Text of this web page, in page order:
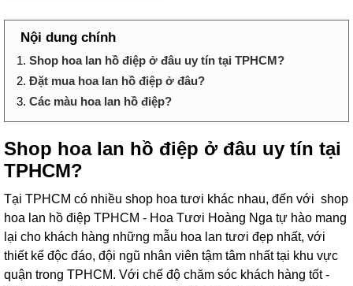
Nội dung chính
1. Shop hoa lan hồ điệp ở đâu uy tín tại TPHCM?
2. Đặt mua hoa lan hồ điệp ở đâu?
3. Các màu hoa lan hồ điệp?
Shop hoa lan hồ điệp ở đâu uy tín tại
TPHCM?
Tại TPHCM có nhiều shop hoa tươi khác nhau, đến với shop
hoa lan hồ điệp TPHCM - Hoa Tươi Hoàng Nga tự hào mang
lại cho khách hàng những mẫu hoa lan tươi đẹp nhất, với
thiết kế độc đáo, đội ngũ nhân viên tậm tâm nhất tại khu vực
quận trong TPHCM. Với chế độ chăm sóc khách hàng tốt -